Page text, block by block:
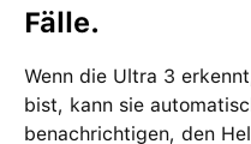
Fälle.
Wenn die Ultra 3
bist, kann sie
benachrichtigen, den